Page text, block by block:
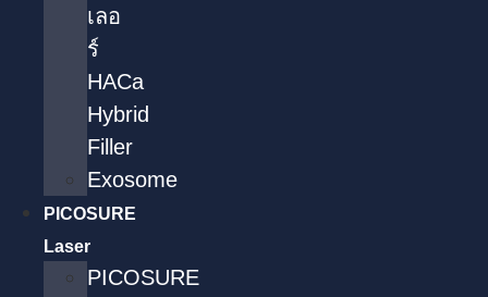
เลอ
ร์
HACa
Hybrid
Filler
Exosome
PICOSURE
Laser
PICOSURE